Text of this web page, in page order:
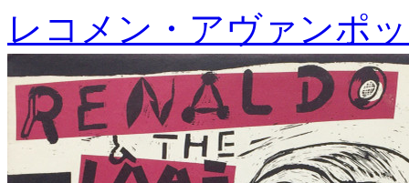
レコメン・アヴァンポ